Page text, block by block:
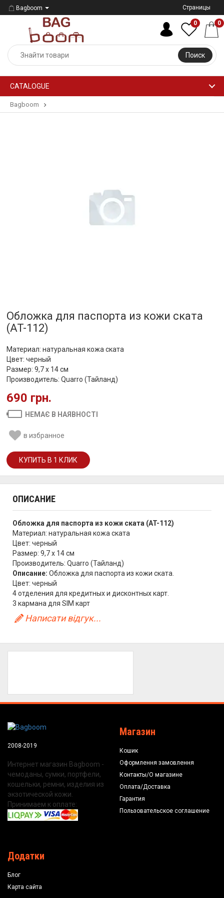
Bagboom Страницы
Поиск
0 0
CATALOGUE
Bagboom
Обложка для паспорта из кожи ската
(AT-112)
Материал: натуральная кожа ската
Цвет: черный
Размер: 9,7 х 14 см
Производитель: Quarro (Тайланд)
690 грн.
НЕМАЄ В НАЯВНОСТІ
в избранное
ОПИСАНИЕ
Обложка для паспорта из кожи ската (AT-112)
Материал: натуральная кожа ската
Цвет: черный
Размер: 9,7 х 14 см
Производитель: Quarro (Тайланд)
Описание: Обложка для паспорта из кожи ската.
Цвет: черный
4 отделения для кредитных и дисконтных карт.
3 кармана для SIM карт
Написати відгук...
2008-2019
Интернет магазин Bagboom -
чемоданы, сумки, портфели,
кошельки, ремни, изделия из
экзотической кожи.
Принимаем к оплате:
Магазин
Кошик
Оформлення замовлення
Контакты/О магазине
Оплата/Доставка
Гарантия
Пользовательское соглашение
Додатки
Блог
Карта сайта